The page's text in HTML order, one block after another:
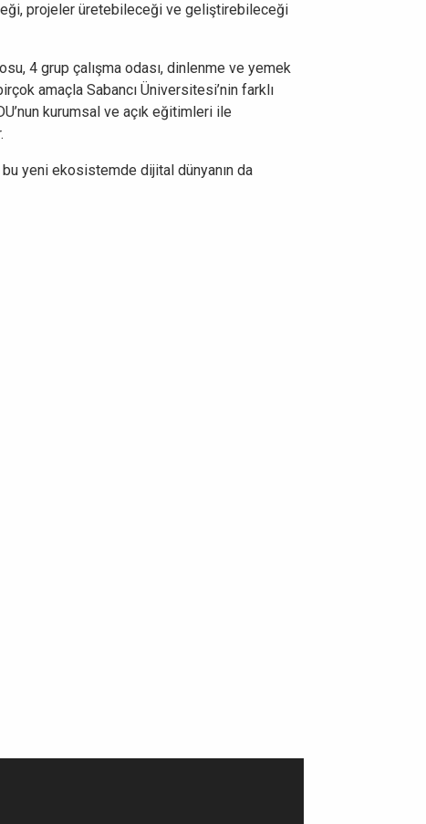
projeler üretebileceği ve geliştirebileceği
4 grup çalışma odası, dinlenme ve yemek
amaçla Sabancı Üniversitesi’nin farklı
kurumsal ve açık eğitimleri ile
yeni ekosistemde dijital dünyanın da